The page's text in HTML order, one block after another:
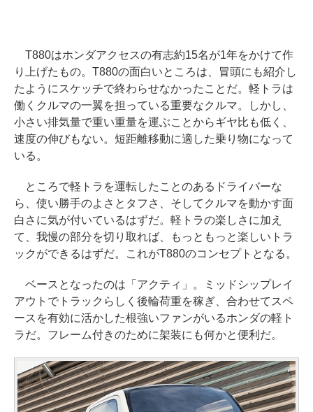
T880はホンダアクセスの有志約15名が1年をかけて作
り上げたもの。T880の面白いところは、冒頭にも紹介し
たようにスケッチで終わらせなかったことだ。軽トラは
働くクルマの一翼を担っている重要なクルマ。しかし、
小さい排気量で重い重量を運ぶことからギヤ比も低く、
速度の伸びもない。短距離移動に適した乗り物になって
いる。
ところで軽トラを運転したことのあるドライバーな
ら、使い勝手のよさとタフさ、そしてクルマを動かす面
白さに気が付いているはずだ。軽トラの楽しさに加え
て、我慢の部分を切り取れば、もっともっと楽しいトラ
ックができるはずだ。これがT880のコンセプトとなる。
ベースとなったのは「アクティ」。ミッドシップレイ
アウトでトラックらしく後輪荷重を稼ぎ、合わせてスペ
ースを有効に活かした根強いファンがいるホンダの軽ト
ラだ。フレーム付きのために架装にも何かと便利だ。